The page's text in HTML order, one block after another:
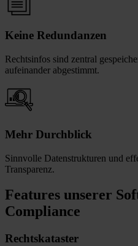
Keine Redundanzen
Rechtsinfos sind zentral
aufeinander abgestimmt.
Mehr Durchblick
Sinnvolle Datenstrukturen und
Transparenz.
Features unserer
Compliance
Rechtskataster